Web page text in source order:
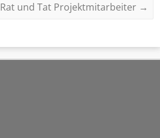
Rat und Tat Projektmitarbeiter →